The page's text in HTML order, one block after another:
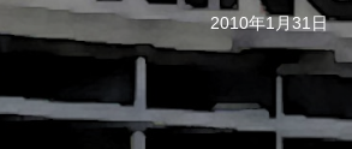
2010年1月31日